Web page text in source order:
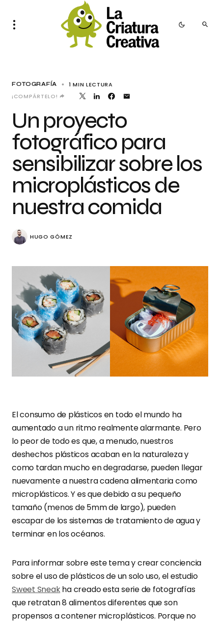
FOTOGRAFÍA
1 MIN LECTURA
¡COMPÁRTELO!
Un proyecto
fotográfico para
sensibilizar sobre los
microplásticos de
nuestra comida
HUGO GÓMEZ
El consumo de plásticos en todo el mundo ha
aumentado a un ritmo realmente alarmante. Pero
lo peor de todo es que, a menudo, nuestros
deshechos plásticos acaban en la naturaleza y
como tardan mucho en degradarse, pueden llegar
nuevamente a nuestra cadena alimentaria como
microplásticos. Y es que debido a su pequeño
tamaño (menos de 5mm de largo), pueden
escapar de los sistemas de tratamiento de agua y
terminar en los océanos.
Para informar sobre este tema y crear conciencia
sobre el uso de plásticos de un solo uso, el estudio
Sweet Sneakha creado esta serie de fotografías
que retratan 8 alimentos diferentes que son
propensos a contener microplásticos. Porque no